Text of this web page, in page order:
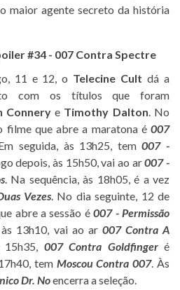
maior agente secreto da história
#34 - 007 Contra Spectre
11 e 12, o Telecine Cult dá a
com os títulos que foram
Connerye Timothy Dalton. No
filme que abre a maratona é 007
seguida, às 13h25, tem007 -
depois, às 15h50, vai ao ar007 -
. Na sequência, às 18h05, é a vez
Vezes. No dia seguinte, 12 de
abre a sessão é007 - Permissão
13h10, vai ao ar 007 Contra A
15h35, 007 Contra Goldfingeré
tem Moscou Contra 007. Às
Dr. Noencerra a seleção.